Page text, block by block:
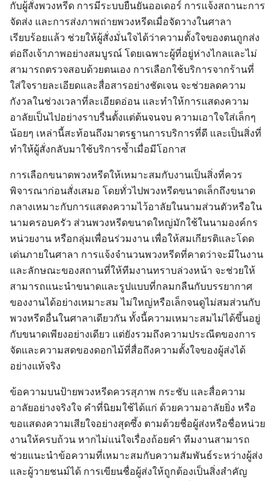
กับผู้สั่งพวงหรีด การมีระบบยืนยันออเดอร์ การแจ้งสถานะการ
จัดส่ง และการส่งภาพถ่ายพวงหรีดเมื่อจัดวางในศาลา
เรียบร้อยแล้ว ช่วยให้ผู้สั่งมั่นใจได้ว่าความตั้งใจของตนถูกส่ง
ต่อถึงเจ้าภาพอย่างสมบูรณ์ โดยเฉพาะผู้ที่อยู่ห่างไกลและไม่
สามารถตรวจสอบด้วยตนเอง การเลือกใช้บริการจากร้านที่
ใส่ใจรายละเอียดและสื่อสารอย่างชัดเจน จะช่วยลดความ
กังวลในช่วงเวลาที่ละเอียดอ่อน และทำให้การแสดงความ
อาลัยเป็นไปอย่างราบรื่นตั้งแต่ต้นจนจบ ความเอาใจใส่เล็กๆ
น้อยๆ เหล่านี้สะท้อนถึงมาตรฐานการบริการที่ดี และเป็นสิ่งที่
ทำให้ผู้สั่งกลับมาใช้บริการซ้ำเมื่อมีโอกาส
การเลือกขนาดพวงหรีดให้เหมาะสมกับงานเป็นสิ่งที่ควร
พิจารณาก่อนสั่งเสมอ โดยทั่วไปพวงหรีดขนาดเล็กถึงขนาด
กลางเหมาะกับการแสดงความไว้อาลัยในนามส่วนตัวหรือใน
นามครอบครัว ส่วนพวงหรีดขนาดใหญ่มักใช้ในนามองค์กร
หน่วยงาน หรือกลุ่มเพื่อนร่วมงาน เพื่อให้สมเกียรติและโดด
เด่นภายในศาลา การแจ้งจำนวนพวงหรีดที่คาดว่าจะมีในงาน
และลักษณะของสถานที่ให้ทีมงานทราบล่วงหน้า จะช่วยให้
สามารถแนะนำขนาดและรูปแบบที่กลมกลืนกับบรรยากาศ
ของงานได้อย่างเหมาะสม ไม่ใหญ่หรือเล็กจนดูไม่สมส่วนกับ
พวงหรีดอื่นในศาลาเดียวกัน ทั้งนี้ความเหมาะสมไม่ได้ขึ้นอยู่
กับขนาดเพียงอย่างเดียว แต่ยังรวมถึงความประณีตของการ
จัดและความสดของดอกไม้ที่สื่อถึงความตั้งใจของผู้ส่งได้
อย่างแท้จริง
ข้อความบนป้ายพวงหรีดควรสุภาพ กระชับ และสื่อความ
อาลัยอย่างจริงใจ คำที่นิยมใช้ได้แก่ ด้วยความอาลัยยิ่ง หรือ
ขอแสดงความเสียใจอย่างสุดซึ้ง ตามด้วยชื่อผู้ส่งหรือชื่อหน่วย
งานให้ครบถ้วน หากไม่แน่ใจเรื่องถ้อยคำ ทีมงานสามารถ
ช่วยแนะนำข้อความที่เหมาะสมกับความสัมพันธ์ระหว่างผู้ส่ง
และผู้วายชนม์ได้ การเขียนชื่อผู้ส่งให้ถูกต้องเป็นสิ่งสำคัญ